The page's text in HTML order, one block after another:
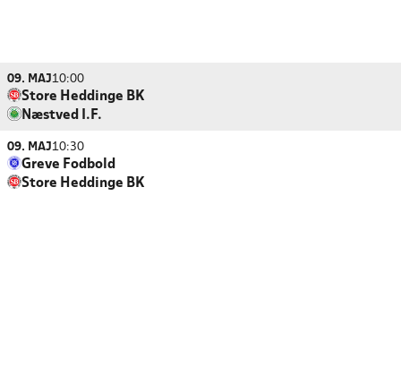
09. MAJ10:00
Store Heddinge BK
Næstved I.F.
09. MAJ10:30
Greve Fodbold
Store Heddinge BK